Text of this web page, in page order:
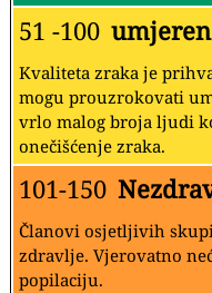
51 -100 umjeren
Kvaliteta zraka je
mogu prouzrokovati
vrlo malog broja ljudi
onečišćenje zraka.
101-150
Članovi osjetljivih
zdravlje. Vjerovatno
popilaciju.